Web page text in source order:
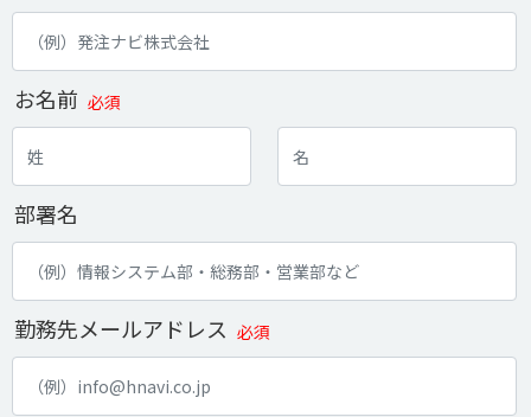
お名前 必須
部署名
勤務先メールアドレス 必須